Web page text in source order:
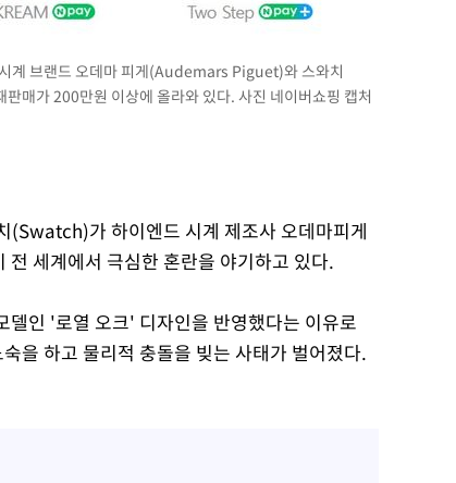
브랜드 오데마 피게(Audemars Piguet)와 스와치
매가 200만원 이상에 올라와 있다. 사진 네이버쇼핑 캡처
(Swatch)가 하이엔드 시계 제조사 오데마피게
세계에서 극심한 혼란을 야기하고 있다.
델인 '로열 오크' 디자인을 반영했다는 이유로
을 하고 물리적 충돌을 빚는 사태가 벌어졌다.